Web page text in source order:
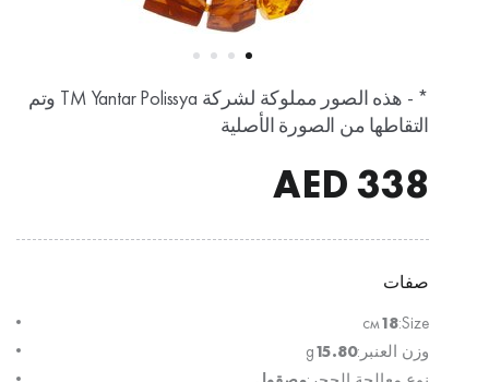
* - هذه الصور مملوكة لشركة TM Yantar Polissya وتم
التقاطها من الصورة الأصلية
338
صفات
Size:
18
см
وزن العنبر:15.80
g